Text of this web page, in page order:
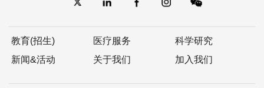
教育(招生) 医疗服务
科学研究
新闻&活动
关于我们 加入我们